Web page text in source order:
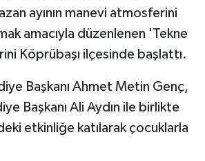
ayının manevi atmosferini
amacıyla düzenlenen 'Tekne
Köprübaşı ilçesinde başlattı.
Başkanı Ahmet Metin Genç,
Başkanı Ali Aydın ile birlikte
etkinliğe katılarak çocuklarla